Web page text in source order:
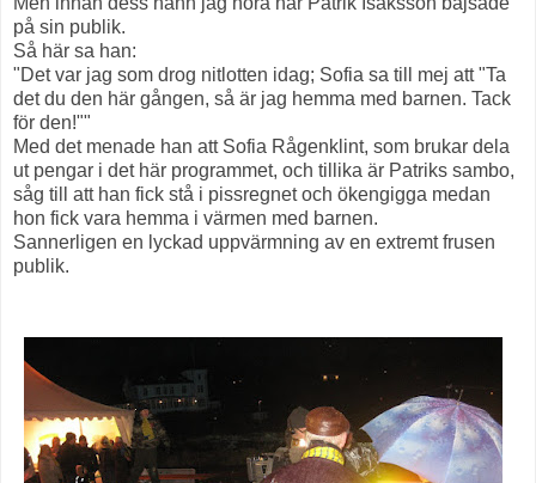
på sin publik.
Så här sa han:
"Det var jag som drog nitlotten idag; Sofia sa till mej att "Ta
det du den här gången, så är jag hemma med barnen. Tack
för den!""
Med det menade han att Sofia Rågenklint, som brukar dela
ut pengar i det här programmet, och tillika är Patriks sambo,
såg till att han fick stå i pissregnet och ökengigga medan
hon fick vara hemma i värmen med barnen.
Sannerligen en lyckad uppvärmning av en extremt frusen
publik.